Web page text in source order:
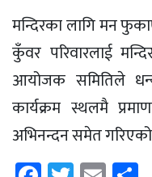
मन्दिरका लागि मन
कुँवर परिवारलाई
आयोजक समितिले
कार्यक्रम स्थलमै
अभिनन्दन समेत